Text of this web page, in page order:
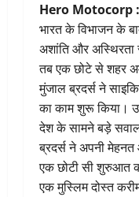
Hero Motocorp :
भारत के विभाजन के
अशांति और
तब एक छोटे से शहर
मुंजाल ब्रदर्स ने
का काम शुरू किया।
देश के सामने बड़े
ब्रदर्स ने अपनी
एक छोटी सी शुरुआत
एक मुस्लिम दोस्त